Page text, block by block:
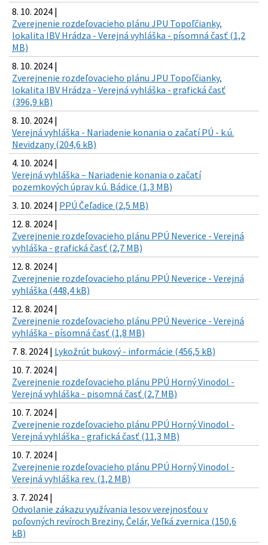
8. 10. 2024 |
Zverejnenie rozdeľovacieho plánu JPU Topoľčianky,
lokalita IBV Hrádza - Verejná vyhláška - písomná časť (1,2
MB)
8. 10. 2024 |
Zverejnenie rozdeľovacieho plánu JPU Topoľčianky,
lokalita IBV Hrádza - Verejná vyhláška - grafická časť
(396,9 kB)
8. 10. 2024 |
Verejná vyhláška - Nariadenie konania o začatí PÚ - k.ú.
Nevidzany (204,6 kB)
4. 10. 2024 |
Verejná vyhláška – Nariadenie konania o začatí
pozemkových úprav k.ú. Bádice (1,3 MB)
3. 10. 2024 | PPÚ Čeľadice (2,5 MB)
12. 8. 2024 |
Zverejnenie rozdeľovacieho plánu PPÚ Neverice - Verejná
vyhláška - grafická časť (2,7 MB)
12. 8. 2024 |
Zverejnenie rozdeľovacieho plánu PPÚ Neverice - Verejná
vyhláška (448,4 kB)
12. 8. 2024 |
Zverejnenie rozdeľovacieho plánu PPÚ Neverice - Verejná
vyhláška - písomná časť (1,8 MB)
7. 8. 2024 | Lykožrút bukový - informácie (456,5 kB)
10. 7. 2024 |
Zverejnenie rozdeľovacieho plánu PPÚ Horný Vinodol -
Verejná vyhláška - pisomná časť (2,7 MB)
10. 7. 2024 |
Zverejnenie rozdeľovacieho plánu PPÚ Horný Vinodol -
Verejná vyhláška - grafická časť (11,3 MB)
10. 7. 2024 |
Zverejnenie rozdeľovacieho plánu PPÚ Horný Vinodol -
Verejná vyhláška rev. (1,2 MB)
3. 7. 2024 |
Odvolanie zákazu využívania lesov verejnosťou v
poľovných revíroch Breziny, Čelár, Veľká zvernica (150,6
kB)